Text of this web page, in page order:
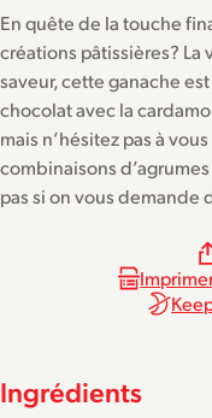
En quête de la touche
créations pâtissières? La
saveur, cette ganache
chocolat avec la
mais n’hésitez pas à
combinaisons
pas si on vous demande
Ingrédients